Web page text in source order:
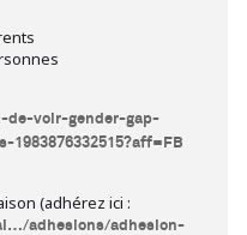
de-voir-gender-gap-
(adhérez ici :
adhesions/adhesion-